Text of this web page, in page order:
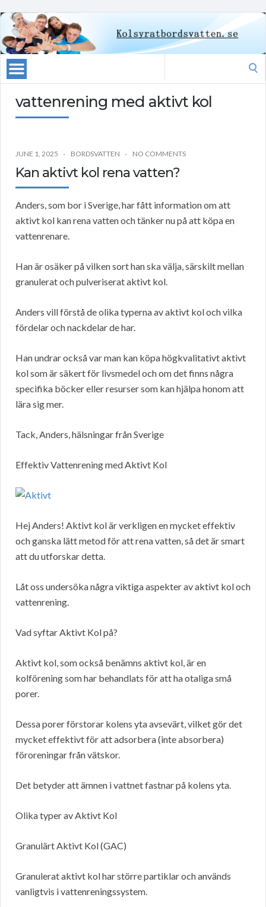
vattenrening med aktivt kol
JUNE 1, 2025 BORDSVATTEN NO COMMENTS
Kan aktivt kol rena vatten?
Anders, som bor i Sverige, har fått information om att
aktivt kol kan rena vatten och tänker nu på att köpa en
vattenrenare.
Han är osäker på vilken sort han ska välja, särskilt mellan
granulerat och pulveriserat aktivt kol.
Anders vill förstå de olika typerna av aktivt kol och vilka
fördelar och nackdelar de har.
Han undrar också var man kan köpa högkvalitativt aktivt
kol som är säkert för livsmedel och om det finns några
specifika böcker eller resurser som kan hjälpa honom att
lära sig mer.
Tack, Anders, hälsningar från Sverige
Effektiv Vattenrening med Aktivt Kol
Hej Anders! Aktivt kol är verkligen en mycket effektiv
och ganska lätt metod för att rena vatten, så det är smart
att du utforskar detta.
Låt oss undersöka några viktiga aspekter av aktivt kol och
vattenrening.
Vad syftar Aktivt Kol på?
Aktivt kol, som också benämns aktivt kol, är en
kolförening som har behandlats för att ha otaliga små
porer.
Dessa porer förstorar kolens yta avsevärt, vilket gör det
mycket effektivt för att adsorbera (inte absorbera)
föroreningar från vätskor.
Det betyder att ämnen i vattnet fastnar på kolens yta.
Olika typer av Aktivt Kol
Granulärt Aktivt Kol (GAC)
Granulerat aktivt kol har större partiklar och används
vanligtvis i vattenreningssystem.